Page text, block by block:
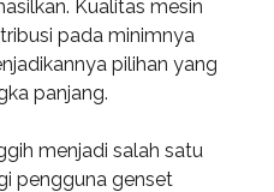
Kualitas mesin
pada minimnya
pilihan yang
panjang.
menjadi salah satu
pengguna genset